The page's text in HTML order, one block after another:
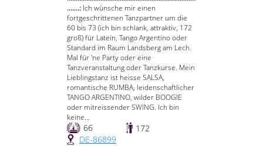
.......: Ich wünsche mir einen
fortgeschrittenen Tanzpartner um die
60 bis 73 (ich bin schlank, attraktiv, 172
groß) für Latein, Tango Argentino oder
Standard im Raum Landsberg am Lech.
Mal für 'ne Party oder eine
Tanzveranstaltung oder Tanzkurse. Mein
Lieblingstanz ist heisse SALSA,
romantische RUMBA, leidenschaftlicher
TANGO ARGENTINO, wilder BOOGIE
oder mitreissender SWING. Ich bin
keine...
66
172
DE-86899